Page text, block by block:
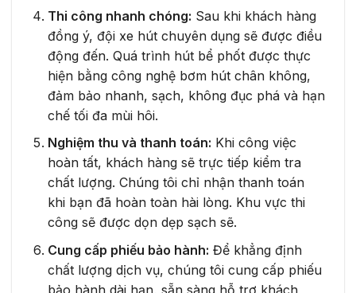
Thi công nhanh chóng: Sau khi khách hàng
đồng ý, đội xe hút chuyên dụng sẽ được điều
động đến. Quá trình hút bể phốt được thực
hiện bằng công nghệ bơm hút chân không,
đảm bảo nhanh, sạch, không đục phá và hạn
chế tối đa mùi hôi.
Nghiệm thu và thanh toán: Khi công việc
hoàn tất, khách hàng sẽ trực tiếp kiểm tra
chất lượng. Chúng tôi chỉ nhận thanh toán
khi bạn đã hoàn toàn hài lòng. Khu vực thi
công sẽ được dọn dẹp sạch sẽ.
Cung cấp phiếu bảo hành: Để khẳng định
chất lượng dịch vụ, chúng tôi cung cấp phiếu
bảo hành dài hạn, sẵn sàng hỗ trợ khách